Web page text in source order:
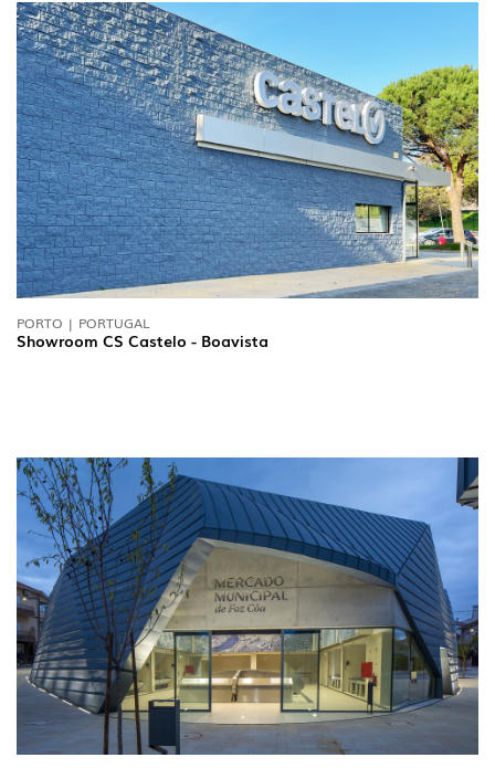
PORTO | PORTUGAL
Showroom CS Castelo - Boavista